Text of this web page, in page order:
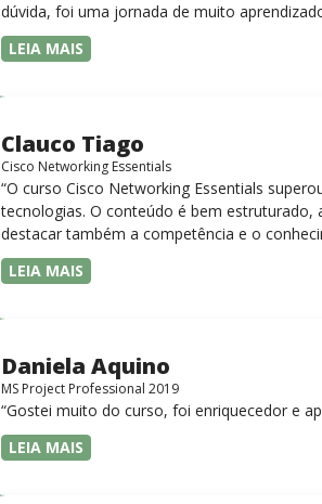
dúvida, foi uma jornada de muito
LEIA MAIS
Clauco Tiago
Cisco Networking Essentials
“O curso Cisco Networking Essentials
tecnologias. O conteúdo é bem estruturado,
destacar também a competência e o
complexos de forma clara e objetiva. Sua
desejam iniciar ou aprofundar seus
LEIA MAIS
Daniela Aquino
MS Project Professional 2019
“Gostei muito do curso, foi enriquecedor e
LEIA MAIS